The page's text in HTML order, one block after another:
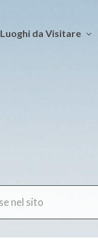
Luoghi da Visitare